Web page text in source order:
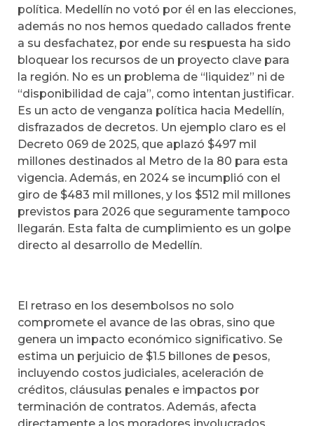
política. Medellín no votó por él en las elecciones,
además no nos hemos quedado callados frente
a su desfachatez, por ende su respuesta ha sido
bloquear los recursos de un proyecto clave para
la región. No es un problema de “liquidez” ni de
“disponibilidad de caja”, como intentan justificar.
Es un acto de venganza política hacia Medellín,
disfrazados de decretos. Un ejemplo claro es el
Decreto 069 de 2025, que aplazó $497 mil
millones destinados al Metro de la 80 para esta
vigencia. Además, en 2024 se incumplió con el
giro de $483 mil millones, y los $512 mil millones
previstos para 2026 que seguramente tampoco
llegarán. Esta falta de cumplimiento es un golpe
directo al desarrollo de Medellín.
El retraso en los desembolsos no solo
compromete el avance de las obras, sino que
genera un impacto económico significativo. Se
estima un perjuicio de $1.5 billones de pesos,
incluyendo costos judiciales, aceleración de
créditos, cláusulas penales e impactos por
terminación de contratos. Además, afecta